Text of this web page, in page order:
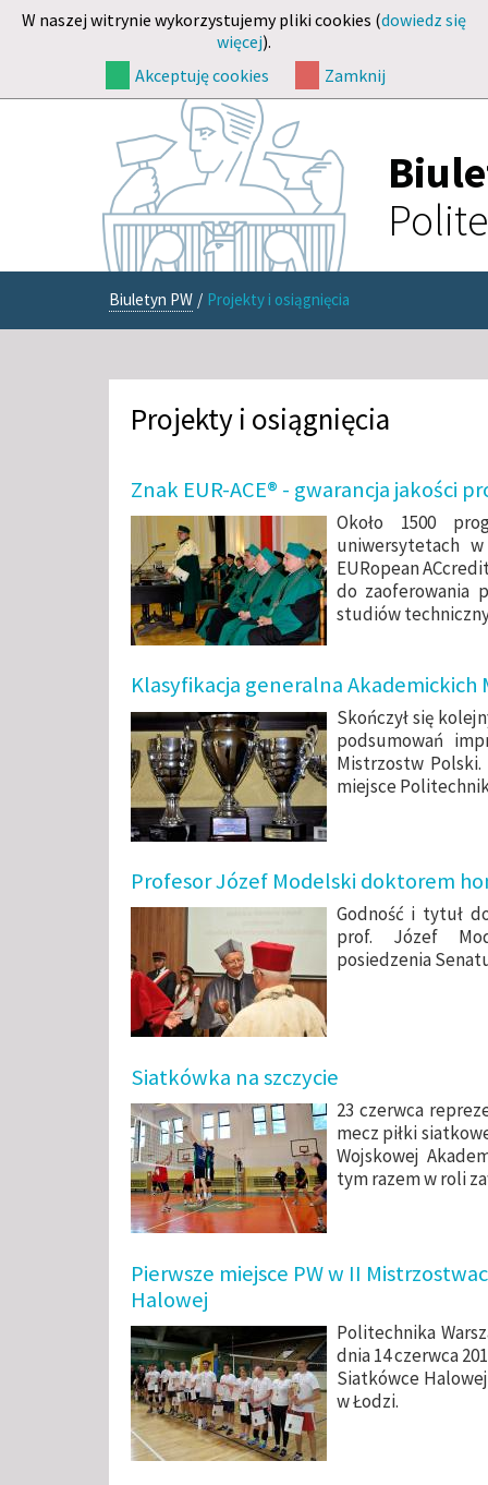
W naszej witrynie wykorzystujemy pliki cookies (dowiedz się
więcej).
Akceptuję cookies
Zamknij
Biuletyn PW / Projekty i osiągnięcia
Projekty i osiągnięcia
Znak EUR-ACE® - gwarancja jakości
Około 1500
uniwersytetach
EURopean
do zaoferowania
studiów
Klasyfikacja generalna Akademickich
Skończył się
podsumowań
Mistrzostw
miejsce
Profesor Józef Modelski doktorem
Godność i tytuł
prof. Józef
posiedzenia
Siatkówka na szczycie
23 czerwca
mecz piłki
Wojskowej
tym razem w roli
Pierwsze miejsce PW w II
Halowej
Politechnika
dnia 14 czerwca
Siatkówce
w Łodzi.